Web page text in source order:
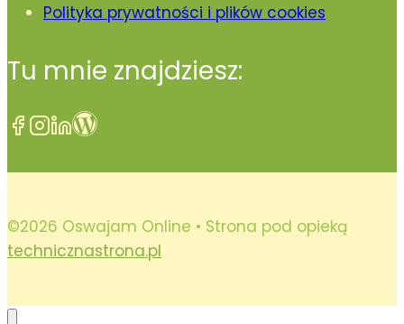
Polityka prywatności i plików cookies
Tu mnie znajdziesz:
©2026 Oswajam Online • Strona pod opieką
technicznastrona.pl